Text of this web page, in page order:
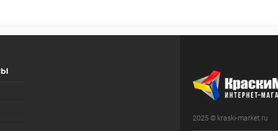
2025 © kraski-market.ru